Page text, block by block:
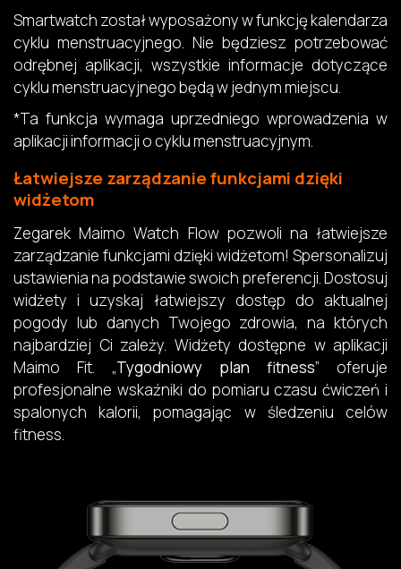
Smartwatch został wyposażony w funkcję kalendarza
cyklu menstruacyjnego. Nie będziesz potrzebować
odrębnej aplikacji, wszystkie informacje dotyczące
cyklu menstruacyjnego będą w jednym miejscu.
*Ta funkcja wymaga uprzedniego wprowadzenia w
aplikacji informacji o cyklu menstruacyjnym.
Łatwiejsze zarządzanie funkcjami dzięki
widżetom
Zegarek Maimo Watch Flow pozwoli na łatwiejsze
zarządzanie funkcjami dzięki widżetom! Spersonalizuj
ustawienia na podstawie swoich preferencji. Dostosuj
widżety i uzyskaj łatwiejszy dostęp do aktualnej
pogody lub danych Twojego zdrowia, na których
najbardziej Ci zależy. Widżety dostępne w aplikacji
Maimo Fit. „Tygodniowy plan fitness” oferuje
profesjonalne wskaźniki do pomiaru czasu ćwiczeń i
spalonych kalorii, pomagając w śledzeniu celów
fitness.